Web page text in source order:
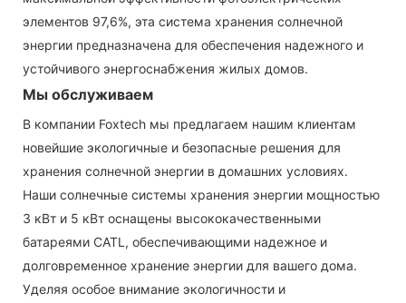
элементов 97,6%, эта система хранения солнечной
энергии предназначена для обеспечения надежного и
устойчивого энергоснабжения жилых домов.
Мы обслуживаем
В компании Foxtech мы предлагаем нашим клиентам
новейшие экологичные и безопасные решения для
хранения солнечной энергии в домашних условиях.
Наши солнечные системы хранения энергии мощностью
3 кВт и 5 кВт оснащены высококачественными
батареями CATL, обеспечивающими надежное и
долговременное хранение энергии для вашего дома.
Уделяя особое внимание экологичности и